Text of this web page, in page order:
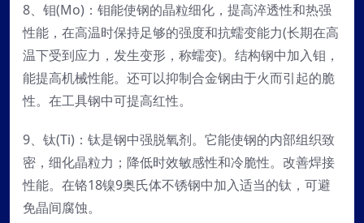
8、钼(Mo)：钼能使钢的晶粒细化，提高淬透性和热强
性能，在高温时保持足够的强度和抗蠕变能力(长期在高
温下受到应力，发生变形，称蠕变)。结构钢中加入钼，
能提高机械性能。还可以抑制合金钢由于火而引起的脆
性。在工具钢中可提高红性。
9、钛(Ti)：钛是钢中强脱氧剂。它能使钢的内部组织致
密，细化晶粒力；降低时效敏感性和冷脆性。改善焊接
性能。在铬18镍9奥氏体不锈钢中加入适当的钛，可避
免晶间腐蚀。